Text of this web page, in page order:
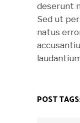
deserunt
Sed ut
natus
POST